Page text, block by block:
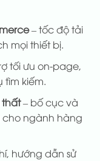
– tốc độ tải
mọi thiết bị.
tối ưu on-page,
kiếm.
thất– bố cục và
cho ngành hàng
hướng dẫn sử